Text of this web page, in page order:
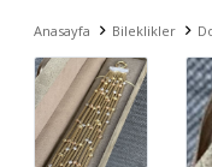
Anasayfa Bileklikler